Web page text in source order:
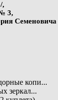
,
3,
копи...
зеркал...